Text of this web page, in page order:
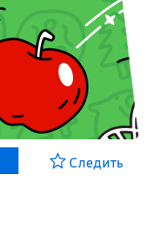
Следить